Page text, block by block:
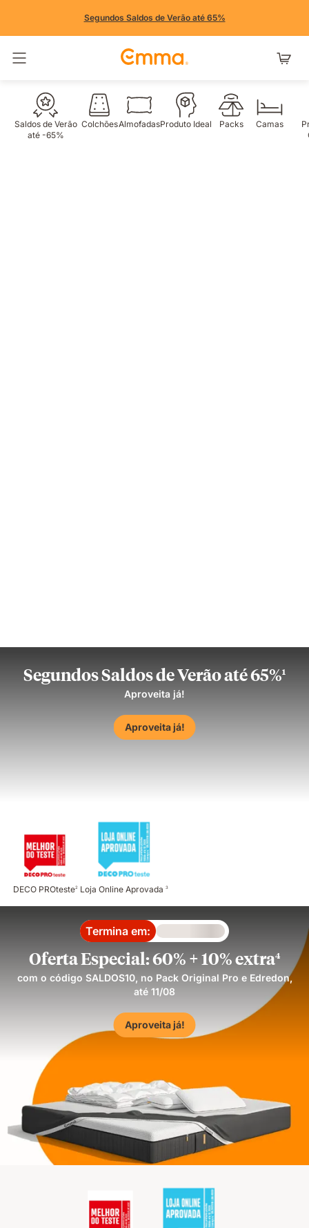
Segundos Saldos de Verão até 65%
Saldos de Verão
até -65%
ColchõesAlmofadasProduto Ideal Packs Camas
Segundos Saldos de Verão até 65%1
Aproveita já!
Aproveita já!
DECO PROteste2 Loja Online Aprovada 3
Termina em:
Loading
Oferta Especial: 60% + 10% extra4
com o código SALDOS10, no Pack Original Pro e Edredon,
até 11/08
Aproveita já!